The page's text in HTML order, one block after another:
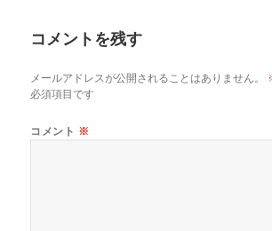
コメントを残す
メールアドレスが公開されることはありません。
必須項目です
コメント ※